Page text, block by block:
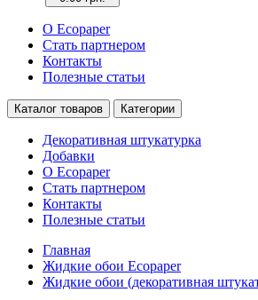
О Ecopaper
Стать партнером
Контакты
Полезные статьи
Каталог товаров Категории
Декоративная штукатурка
Добавки
О Ecopaper
Стать партнером
Контакты
Полезные статьи
Главная
Жидкие обои Ecopaper
Жидкие обои (декоративная